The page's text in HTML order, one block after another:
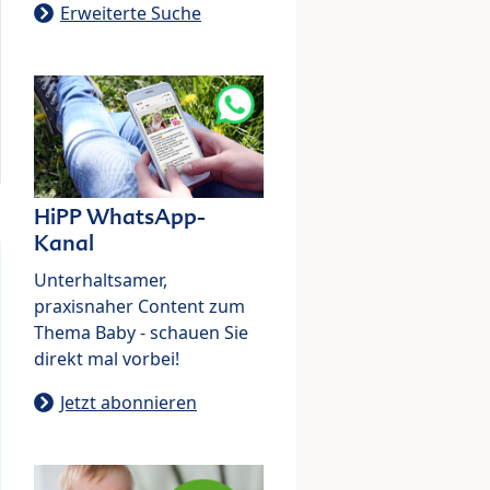
Erweiterte Suche
HiPP WhatsApp-
Kanal
Unterhaltsamer,
praxisnaher Content zum
Thema Baby - schauen Sie
direkt mal vorbei!
Jetzt abonnieren